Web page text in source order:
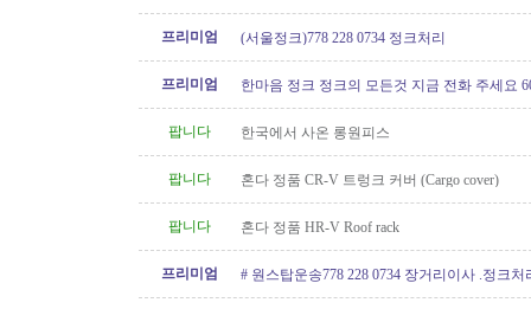
프리미엄 (서울정크)778 228 0734 정크처리
프리미엄 한마음 정크 정크의 모든것 지금 전화 주세요
팝니다 한국에서 사온 롱원피스
팝니다 혼다 정품 CR-V 트렁크 커버 (Cargo cover)
팝니다 혼다 정품 HR-V Roof rack
프리미엄 # 원스탑운송778 228 0734 장거리이사 .정크처